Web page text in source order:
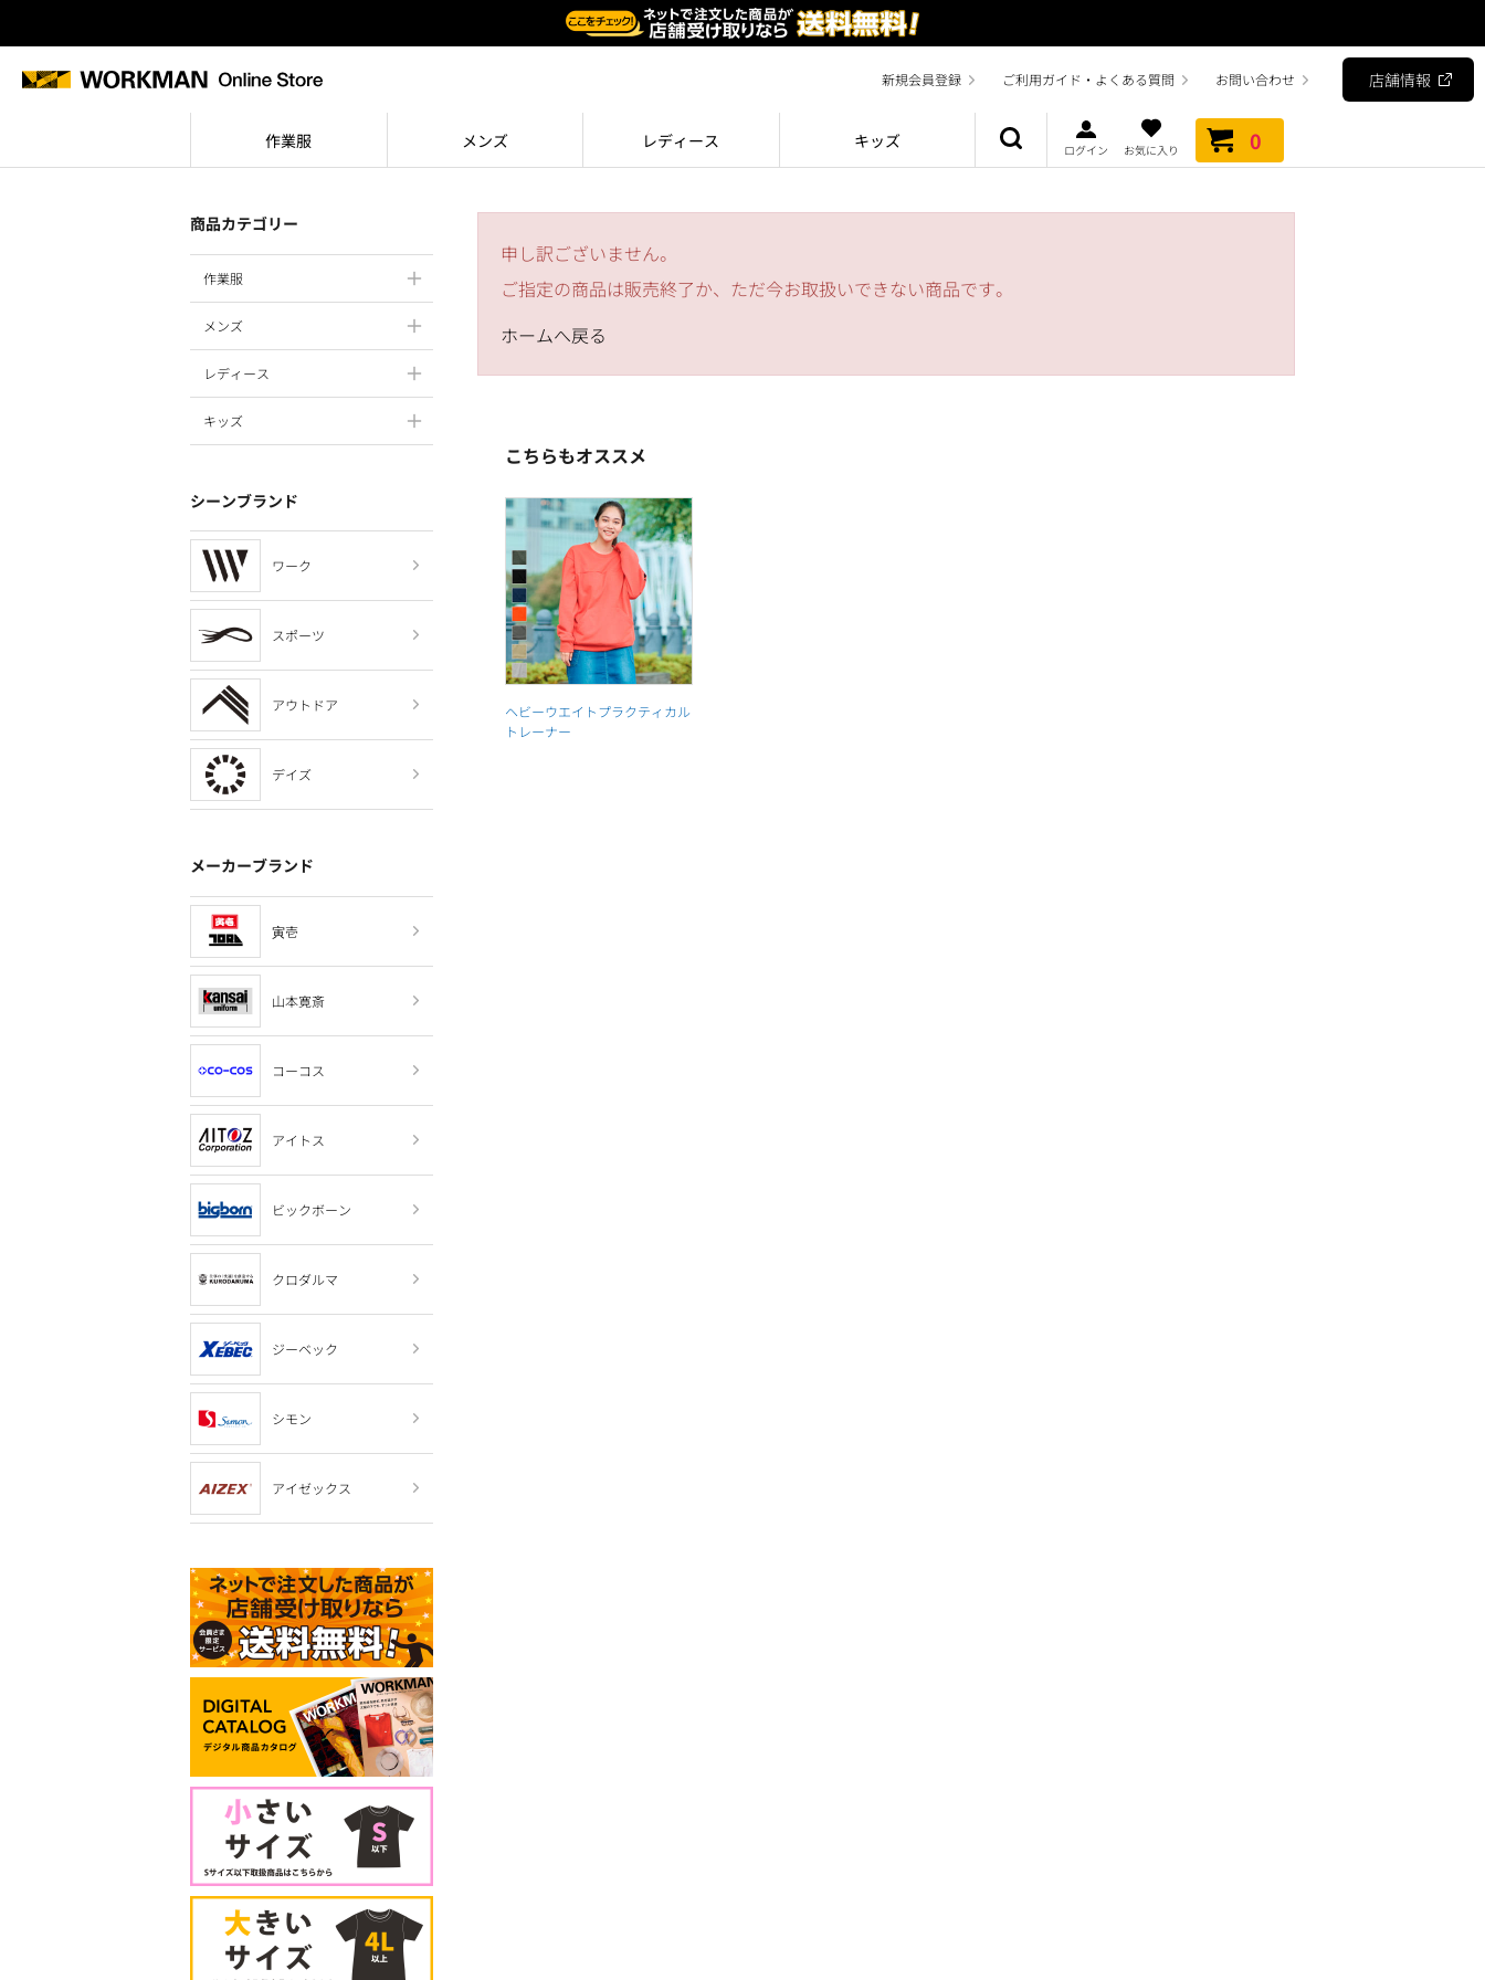
新規会員登録 ご利用ガイド・よくある質問 お問い合わせ 店舗情報
作業服 メンズ レディース キッズ ログイン お気に入り 0
商品カテゴリー
作業服
メンズ
レディース
キッズ
シーンブランド
ワーク
スポーツ
アウトドア
デイズ
メーカーブランド
寅壱
山本寛斎
コーコス
アイトス
ビックボーン
クロダルマ
ジーベック
シモン
アイゼックス
申し訳ございません。
ご指定の商品は販売終了か、ただ今お取扱いできない商品です。
ホームへ戻る
こちらもオススメ
ヘビーウエイトプラクティカル
トレーナー